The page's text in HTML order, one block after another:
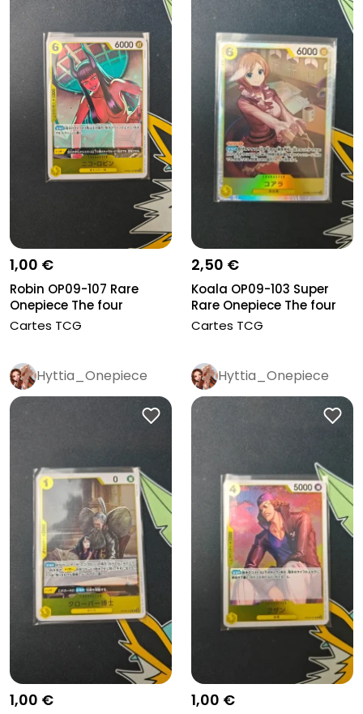
1,00 €
Robin OP09-107 Rare
Onepiece The four
emperors - N...
Cartes TCG
2,50 €
Koala OP09-103 Super
Rare Onepiece The four
empero...
Cartes TCG
Hyttia_Onepiece
1,00 €
Hyttia_Onepiece
1,00 €